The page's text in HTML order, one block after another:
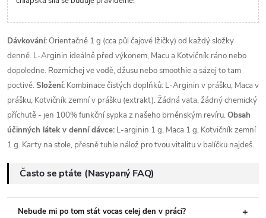
Dávkování: Orientačně 1 g (cca půl čajové lžičky) od každý složky
denně. L-Arginin ideálně před výkonem, Macu a Kotvičník ráno nebo
dopoledne. Rozmíchej ve vodě, džusu nebo smoothie a sázej to tam
poctivě.Složení: Kombinace čistých doplňků: L-Arginin v prášku, Maca v
prášku, Kotvičník zemní v prášku (extrakt). Žádná vata, žádný chemický
příchutě - jen 100% funkční sypka z našeho brněnským revíru.Obsah
účinných látek v denní dávce: L-arginin 1 g, Maca 1 g, Kotvičník zemní
1 g. Karty na stole, přesně tuhle nálož pro tvou vitalitu v balíčku najdeš.
Často se ptáte (Nasypaný FAQ)
Nebude mi po tom stát vocas celej den v práci?